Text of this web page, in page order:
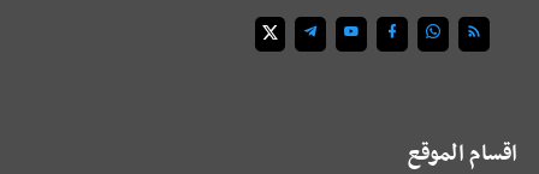
اقسام الموقع